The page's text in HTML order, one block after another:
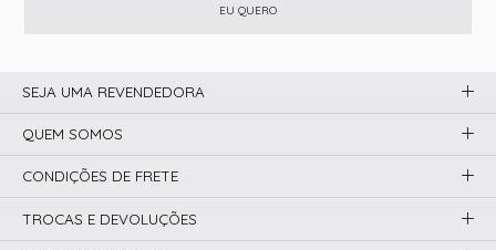
EU QUERO
SEJA UMA REVENDEDORA
QUEM SOMOS
CONDIÇÕES DE FRETE
TROCAS E DEVOLUÇÕES